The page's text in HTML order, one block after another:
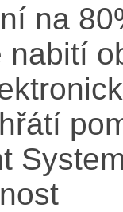
na
nabití